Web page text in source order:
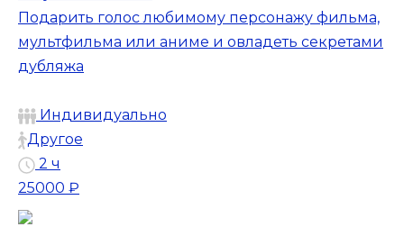
Подарить голос любимому персонажу фильма,
мультфильма или аниме и овладеть секретами
дубляжа
Индивидуально
Другое
2 ч
25000 ₽